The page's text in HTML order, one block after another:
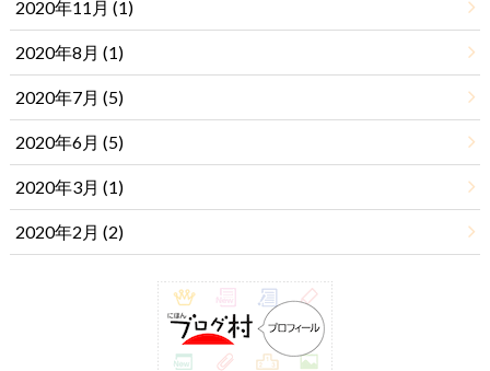
2020年11月 (1)
2020年8月 (1)
2020年7月 (5)
2020年6月 (5)
2020年3月 (1)
2020年2月 (2)